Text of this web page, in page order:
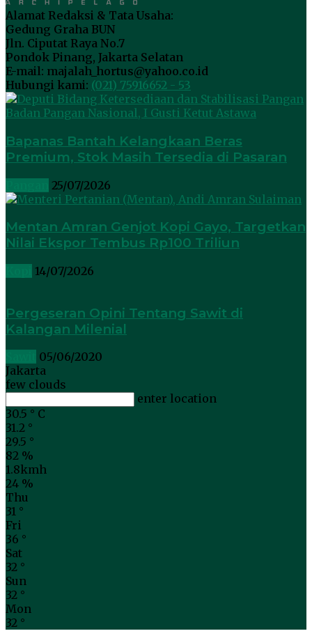
Alamat Redaksi & Tata Usaha:
Gedung Graha BUN
Jln. Ciputat Raya No.7
Pondok Pinang, Jakarta Selatan
E-mail: majalah_hortus@yahoo.co.id
Hubungi kami: (021) 75916652 - 53
Bapanas Bantah Kelangkaan Beras
Premium, Stok Masih Tersedia di Pasaran
25/07/2026
Mentan Amran Genjot Kopi Gayo, Targetkan
Nilai Ekspor Tembus Rp100 Triliun
14/07/2026
Pergeseran Opini Tentang Sawit di
Kalangan Milenial
05/06/2020
Jakarta
few clouds
enter location
30.5 ° C
31.2 °
29.5 °
82 %
1.8kmh
24 %
Thu
31 °
Fri
36 °
Sat
32 °
Sun
32 °
Mon
32 °